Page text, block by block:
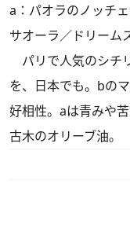
a：パオラのノッチ
サオーラ／ドリーム
パリで人気のシチ
を、日本でも。bの
好相性。aは青みや
古木のオリーブ油。